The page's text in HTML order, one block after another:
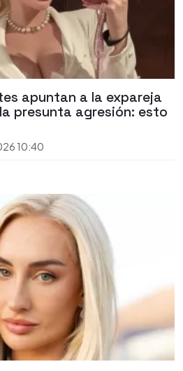
apuntan a la expareja
presunta agresión: esto
10:40